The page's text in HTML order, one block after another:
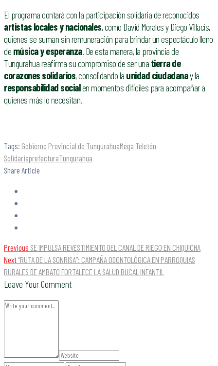
El programa contará con la participación solidaria de reconocidos
artistas locales y nacionales, como David Morales y Diego Villacís,
quienes se suman sin remuneración para brindar un espectáculo lleno
de música y esperanza. De esta manera, la provincia de
Tungurahua reafirma su compromiso de ser una tierra de
corazones solidarios, consolidando la unidad ciudadanay la
responsabilidad socialen momentos difíciles para acompañar a
quienes más lo necesitan.
Tags: Gobierno Provincial de TungurahuaMega Teletón
SolidariaprefecturaTungurahua
Share Article
Previous SE IMPULSA REVESTIMIENTO DEL CANAL DE RIEGO EN CHIQUICHA
Next“RUTA DE LA SONRISA”: CAMPAÑA ODONTOLÓGICA EN PARROQUIAS
RURALES DE AMBATO FORTALECE LA SALUD BUCAL INFANTIL
Leave Your Comment